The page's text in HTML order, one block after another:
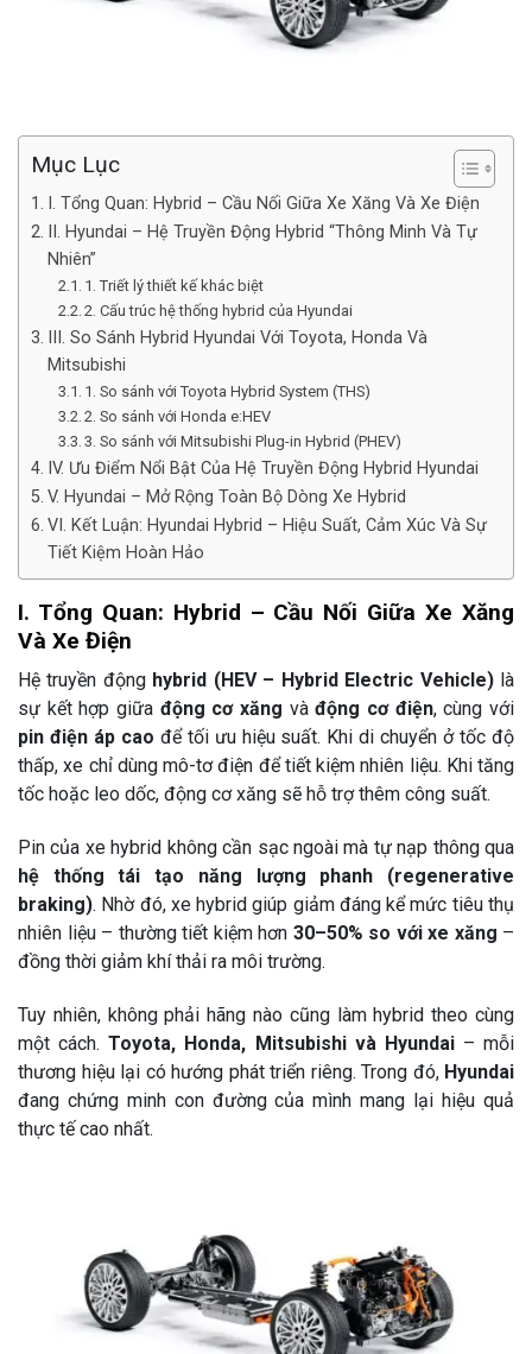
Mục Lục
I. Tổng Quan: Hybrid – Cầu Nối Giữa Xe Xăng Và Xe Điện
II. Hyundai – Hệ Truyền Động Hybrid “Thông Minh Và Tự
Nhiên”
1. Triết lý thiết kế khác biệt
2. Cấu trúc hệ thống hybrid của Hyundai
III. So Sánh Hybrid Hyundai Với Toyota, Honda Và
Mitsubishi
1. So sánh với Toyota Hybrid System (THS)
2. So sánh với Honda e:HEV
3. So sánh với Mitsubishi Plug-in Hybrid (PHEV)
IV. Ưu Điểm Nổi Bật Của Hệ Truyền Động Hybrid Hyundai
V. Hyundai – Mở Rộng Toàn Bộ Dòng Xe Hybrid
VI. Kết Luận: Hyundai Hybrid – Hiệu Suất, Cảm Xúc Và Sự
Tiết Kiệm Hoàn Hảo
I. Tổng Quan: Hybrid – Cầu Nối Giữa Xe Xăng
Và Xe Điện
Hệ truyền động hybrid (HEV – Hybrid Electric Vehicle)là
sự kết hợp giữa động cơ xăng vàđộng cơ điện, cùng với
pin điện áp cao để tối ưu hiệu suất. Khi di chuyển ở tốc độ
thấp, xe chỉ dùng mô-tơ điện để tiết kiệm nhiên liệu. Khi tăng
tốc hoặc leo dốc, động cơ xăng sẽ hỗ trợ thêm công suất.
Pin của xe hybrid không cần sạc ngoài mà tự nạp thông qua
hệ thống tái tạo năng lượng phanh (regenerative
braking). Nhờ đó, xe hybrid giúp giảm đáng kể mức tiêu thụ
nhiên liệu – thường tiết kiệm hơn 30–50% so với xe xăng –
đồng thời giảm khí thải ra môi trường.
Tuy nhiên, không phải hãng nào cũng làm hybrid theo cùng
một cách.Toyota, Honda, Mitsubishi và Hyundai– mỗi
thương hiệu lại có hướng phát triển riêng. Trong đó, Hyundai
đang chứng minh con đường của mình mang lại hiệu quả
thực tế cao nhất.